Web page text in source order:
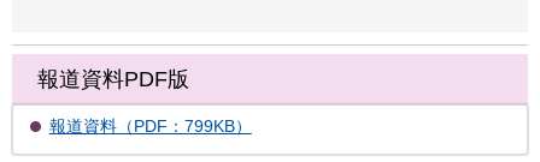
報道資料PDF版
報道資料（PDF：799KB）